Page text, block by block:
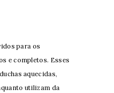
para os
e completos. Esses
aquecidas,
utilizam da